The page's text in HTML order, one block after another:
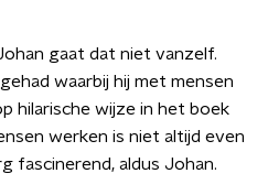
gaat dat niet vanzelf.
waarbij hij met mensen
hilarische wijze in het boek
werken is niet altijd even
fascinerend, aldus Johan.